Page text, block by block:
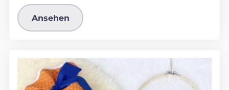
Ansehen